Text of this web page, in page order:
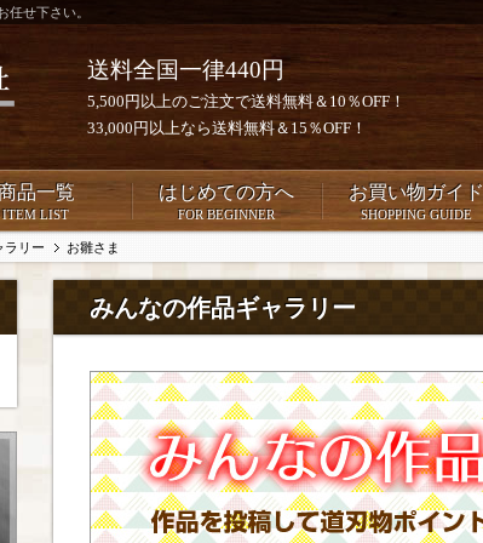
任せ下さい。
送料全国一律440円
5,500円以上のご注文で送料無料＆10％OFF！
33,000円以上なら送料無料＆15％OFF！
品一覧
ITEM LIST
はじめての方へ
FOR BEGINNER
お買い物ガイド
SHOPPING GUIDE
ラリー お雛さま
みんなの作品ギャラリー